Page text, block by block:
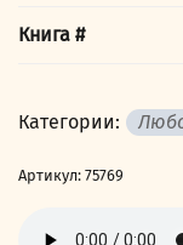
Книга #
Категории:
Артикул: 75769